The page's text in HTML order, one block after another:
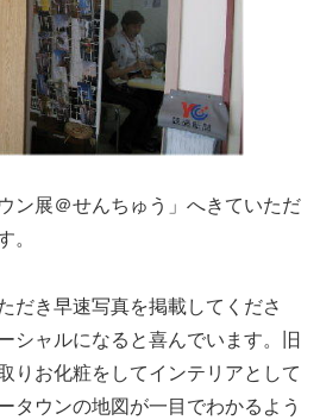
ン展＠せんちゅう」へきていただ
。
だき早速写真を掲載してくださ
シャルになると喜んでいます。旧
りお化粧をしてインテリアとして
タウンの地図が一目でわかるよう